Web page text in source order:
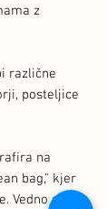
z
različne
posteljice
na
bag," kjer
Vedno se